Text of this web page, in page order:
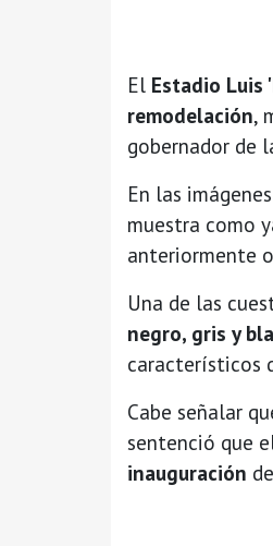
El Estadio Luis
remodelación,
gobernador de
En las
muestra como
anteriormente
Una de las
negro, gris y
característicos
Cabe señalar
sentenció que
inauguración